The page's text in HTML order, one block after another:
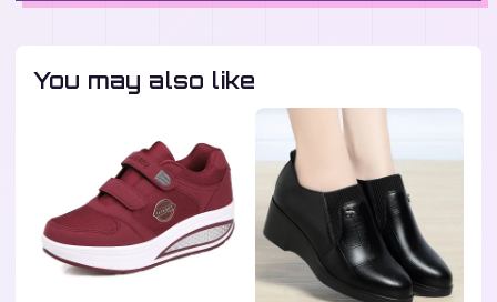
You may also like